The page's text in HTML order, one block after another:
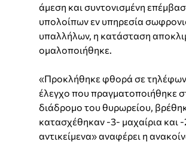
άμεση και συντονισμένη
υπολοίπων εν υπηρεσία
υπαλλήλων, η κατάσταση
ομαλοποιήθηκε.
«Προκλήθηκε φθορά σε
έλεγχο που πραγματοποιήθηκε
διάδρομο του θυρωρείου,
κατασχέθηκαν -3- μαχαίρια και -
αντικείμενα» αναφέρει η